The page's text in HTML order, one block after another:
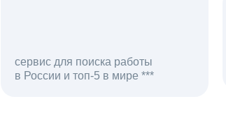
сервис для поиска работы
в России и топ-5 в мире ***
откликов на вакансии